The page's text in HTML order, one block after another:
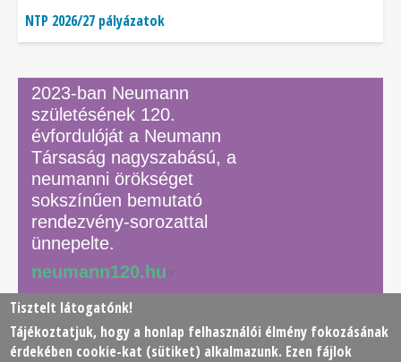
NTP 2026/27 pályázatok
2023-ban Neumann
születésének 120.
évfordulóját a Neumann
Társaság nagyszabású, a
neumanni örökséget
sokszínűen bemutató
rendezvény-sorozattal
ünnepelte.
neumann120.hu
© 2026 Neumann János Számítógéptudományi Társaság
Tisztelt látogatónk!
Tájékoztatjuk, hogy a honlap felhasználói élmény fokozásának
érdekében cookie-kat (sütiket) alkalmazunk. Ezen fájlok